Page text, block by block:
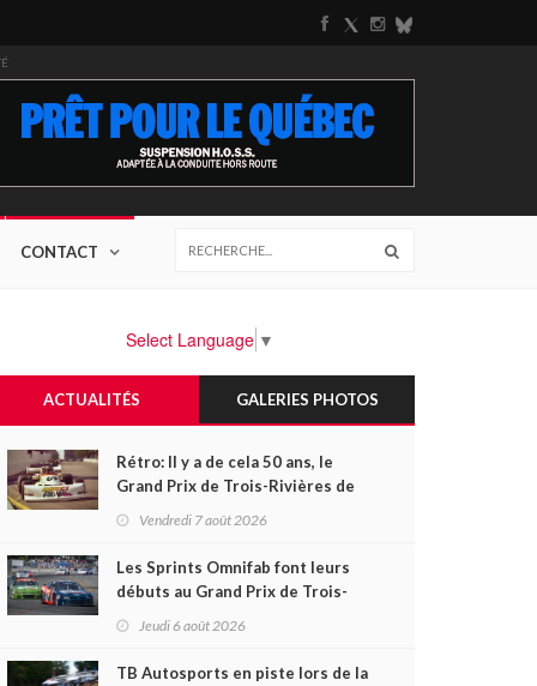
CONTACT
Select Language ▼
ACTUALITÉS GALERIES PHOTOS
Rétro: Il y a de cela 50 ans, le
Grand Prix de Trois-Rivières de
1976
Vendredi 7 août 2026
Les Sprints Omnifab font leurs
débuts au Grand Prix de Trois-
Rivières avec un format inspiré
Jeudi 6 août 2026
TB Autosports en piste lors de la